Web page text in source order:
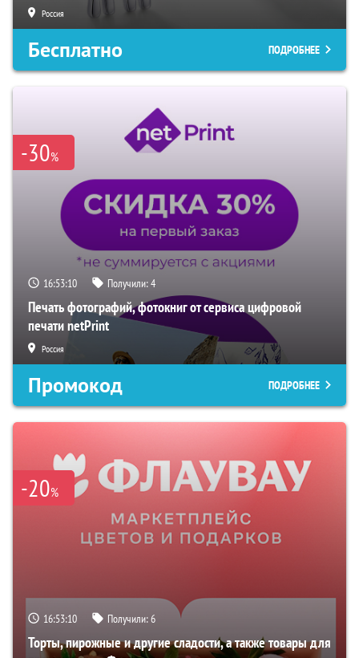
Россия
Бесплатно ПОДРОБНЕЕ
-30%
16:53:09 Получили:4
Печать фотографий, фотокниг от сервиса цифровой
печати netPrint
Россия
Промокод ПОДРОБНЕЕ
-20%
16:53:09 Получили:6
Торты, пирожные и другие сладости, а также товары для